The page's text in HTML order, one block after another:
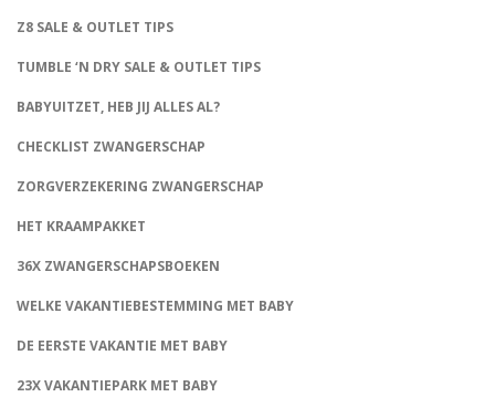
Z8 SALE & OUTLET TIPS
TUMBLE ‘N DRY SALE & OUTLET TIPS
BABYUITZET, HEB JIJ ALLES AL?
CHECKLIST ZWANGERSCHAP
ZORGVERZEKERING ZWANGERSCHAP
HET KRAAMPAKKET
36X ZWANGERSCHAPSBOEKEN
WELKE VAKANTIEBESTEMMING MET BABY
DE EERSTE VAKANTIE MET BABY
23X VAKANTIEPARK MET BABY